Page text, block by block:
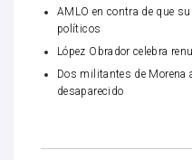
AMLO en contra de que
políticos
López Obrador celebra
Dos militantes de Morena
desaparecido